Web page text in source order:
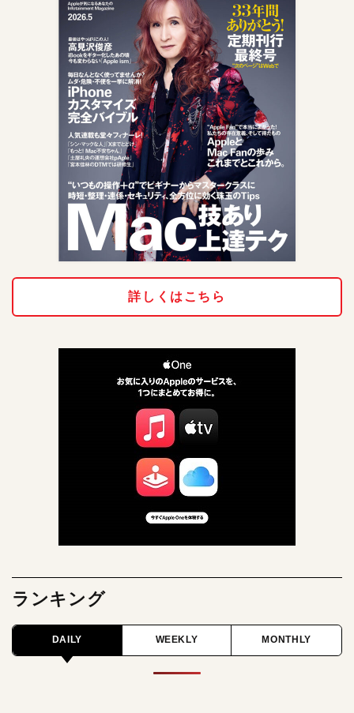
詳しくはこちら
ランキング
DAILY WEEKLY MONTHLY